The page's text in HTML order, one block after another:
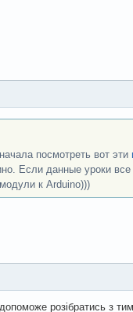
посмотреть вот эти
Если данные уроки
к Arduino)))
розібратись з